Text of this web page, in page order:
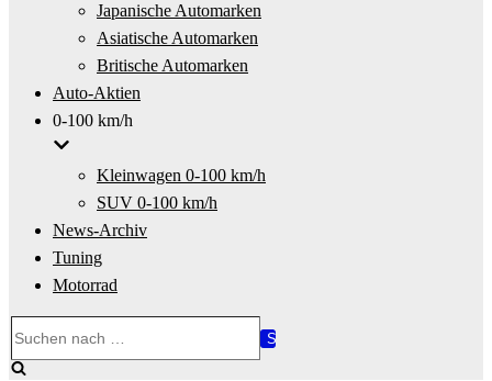
Japanische Automarken
Asiatische Automarken
Britische Automarken
Auto-Aktien
0-100 km/h
Kleinwagen 0-100 km/h
SUV 0-100 km/h
News-Archiv
Tuning
Motorrad
nach …